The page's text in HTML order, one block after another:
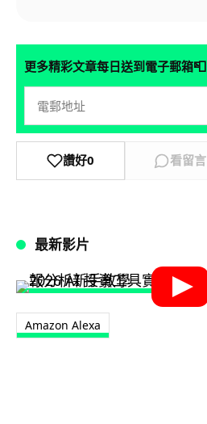
更多精彩文章每日送到電子郵箱📮
讚好0 看留言
最新影片
Amazon Alexa